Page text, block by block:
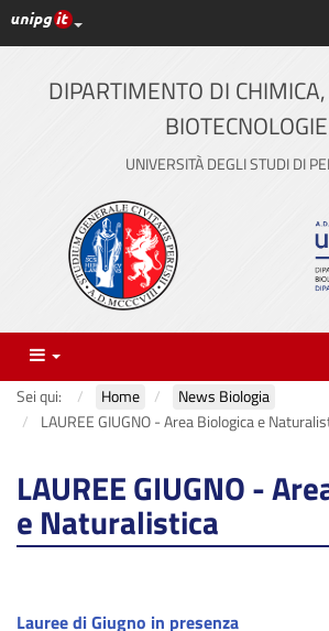
Vai
al
contenuto
principale
Link ai principali servizi web di
DIPARTIMENTO DI
BIOTECNOLOGIE
UNIVERSITÀ DEGLI STUDI DI
Menu
Sei qui: Home
News Biologia
LAUREE GIUGNO - Area Biologica e
LAUREE GIUGNO -
e Naturalistica
Lauree di Giugno in presenza